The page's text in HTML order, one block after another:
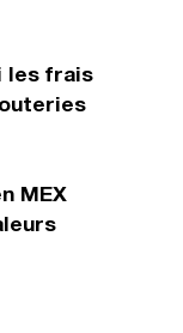
les frais
MEX